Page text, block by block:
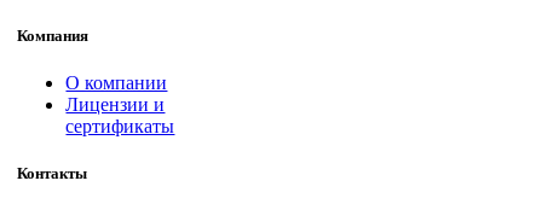
Компания
О компании
Лицензии и
сертификаты
Контакты